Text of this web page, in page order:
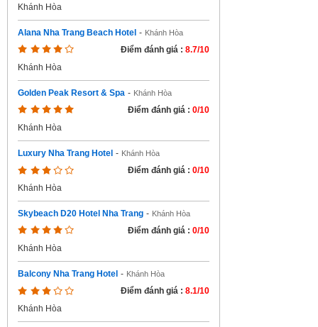
Khánh Hòa
Alana Nha Trang Beach Hotel - Khánh Hòa
Điểm đánh giá : 8.7/10
Khánh Hòa
Golden Peak Resort & Spa - Khánh Hòa
Điểm đánh giá : 0/10
Khánh Hòa
Luxury Nha Trang Hotel - Khánh Hòa
Điểm đánh giá : 0/10
Khánh Hòa
Skybeach D20 Hotel Nha Trang - Khánh Hòa
Điểm đánh giá : 0/10
Khánh Hòa
Balcony Nha Trang Hotel - Khánh Hòa
Điểm đánh giá : 8.1/10
Khánh Hòa